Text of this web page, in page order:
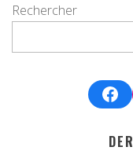
Rechercher